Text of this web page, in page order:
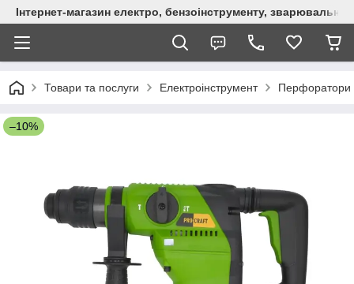
Інтернет-магазин електро, бензоінструменту,
Товари та послуги Електроінструмент Перфоратори
–10%